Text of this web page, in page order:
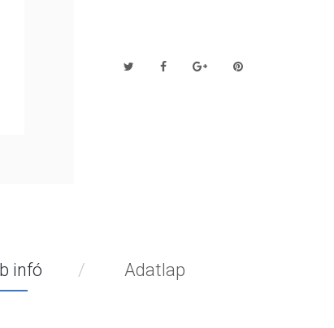
infó Adatlap